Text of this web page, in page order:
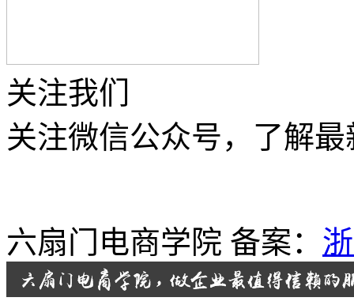
关注我们
关注微信公众号，了解
六扇门电商学院 备案：